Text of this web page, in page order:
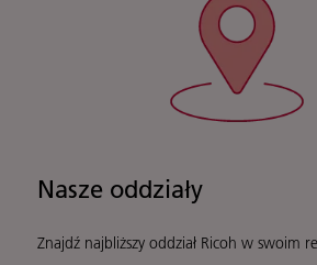
Nasze oddziały
Znajdź najbliższy oddział Ricoh w swoim